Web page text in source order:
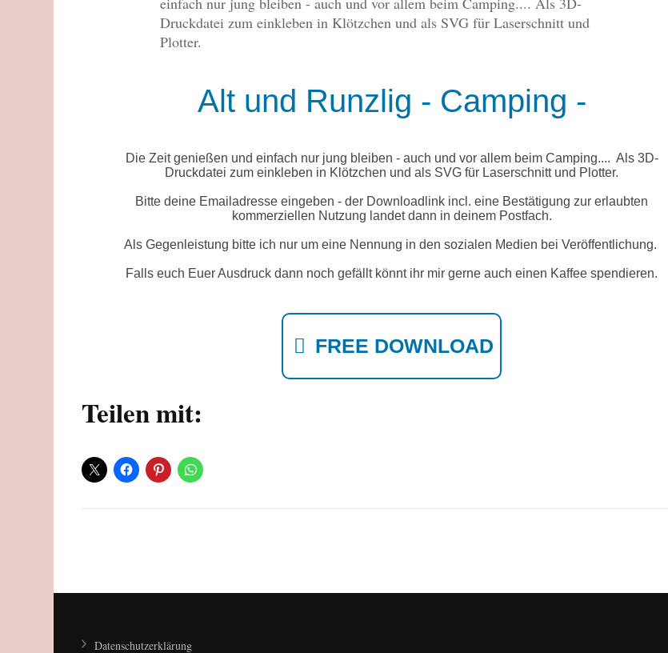
Alt und Runzlig - Camping -
Die Zeit genießen und einfach nur jung bleiben - auch und vor allem beim Camping.... Als 3D-
Druckdatei zum einkleben in Klötzchen und als SVG für Laserschnitt und Plotter.
Bitte deine Emailadresse eingeben - der Downloadlink incl. eine Bestätigung zur erlaubten
kommerziellen Nutzung landet dann in deinem Postfach.
Als Gegenleistung bitte ich nur um eine Nennung in den sozialen Medien bei Veröffentlichung.
Falls euch Euer Ausdruck dann noch gefällt könnt ihr mir gerne auch einen Kaffee spendieren.
FREE DOWNLOAD
Teilen mit:
Datenschutzerklärung